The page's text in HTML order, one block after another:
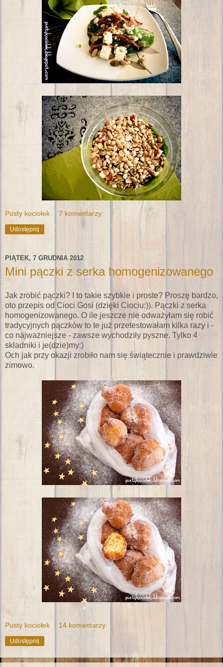
Pusty kociołek 7 komentarzy:
Udostępnij
PIĄTEK, 7 GRUDNIA 2012
Mini pączki z serka homogenizowanego
Jak zrobić pączki? I to takie szybkie i proste? Proszę bardzo,
oto przepis od Cioci Gosi (dzięki Ciociu:)). Pączki z serka
homogenizowanego. O ile jeszcze nie odważyłam się robić
tradycyjnych pączków to te już przetestowałam kilka razy i -
co najważniejsze - zawsze wychodziły pyszne. Tylko 4
składniki i je(dzie)my:)
Och jak przy okazji zrobiło nam się świątecznie i prawdziwie
zimowo.
Pusty kociołek 14 komentarzy:
Udostępnij